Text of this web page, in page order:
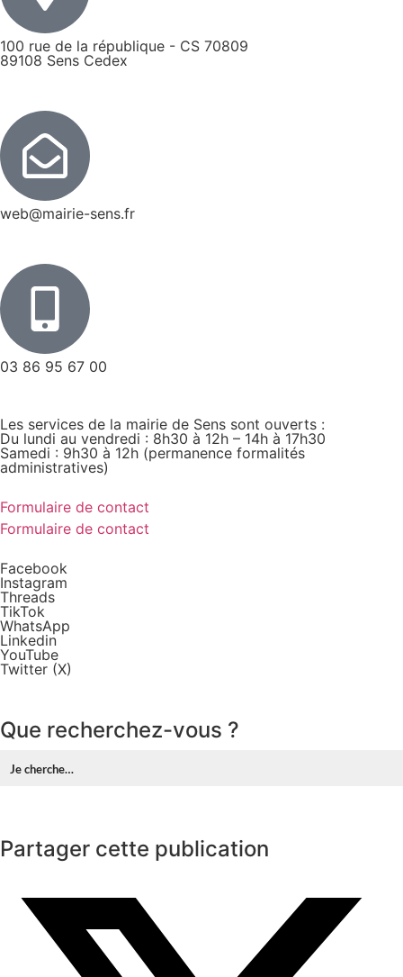
100 rue de la république - CS 70809
89108 Sens Cedex
web@mairie-sens.fr
03 86 95 67 00
Les services de la mairie de Sens sont ouverts :
Du lundi au vendredi : 8h30 à 12h – 14h à 17h30
Samedi : 9h30 à 12h (permanence formalités
administratives)
Formulaire de contact
Formulaire de contact
Facebook
Instagram
Threads
TikTok
WhatsApp
Linkedin
YouTube
Twitter (X)
Que recherchez-vous ?
Partager cette publication